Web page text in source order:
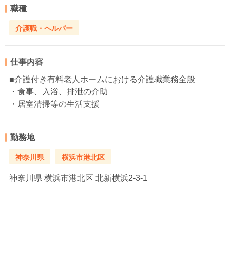
職種
介護職・ヘルパー
仕事内容
■介護付き有料老人ホームにおける介護職業務全般
・食事、入浴、排泄の介助
・居室清掃等の生活支援
勤務地
神奈川県 横浜市港北区
神奈川県 横浜市港北区 北新横浜2-3-1